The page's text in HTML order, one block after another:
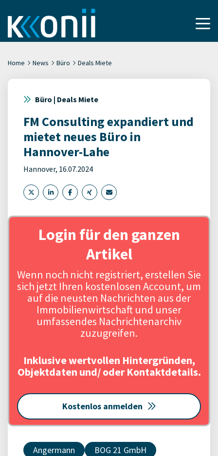
Home News Büro Deals Miete
Büro | Deals Miete
FM Consulting expandiert und
mietet neues Büro in
Hannover-Lahe
Hannover, 16.07.2024
Login für den ganzen
Artikel
Wenn noch nicht registriert, erstellen Sie
sich jetzt Ihren kostenlosen Account, um
auf die neusten Nachrichten aus der
Immobilienwirtschaft und unser
umfassendes Nachrichtenarchiv
zuzugreifen.
Inklusive wertvollen Hintergründen,
Objektdaten und/ oder Kontaktdetails.
Kostenlos anmelden
Angermann
BOG 21 GmbH